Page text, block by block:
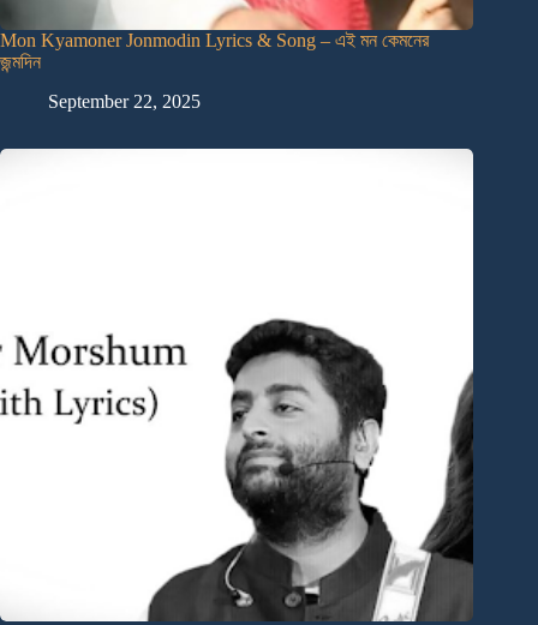
Mon Kyamoner Jonmodin Lyrics & Song – এই মন কেমনের
জন্মদিন
September 22, 2025